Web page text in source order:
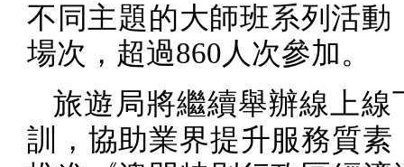
不同主題的大師班系列活動
場次，超過860人次參加。
旅遊局將繼續舉辦線上線
訓，協助業界提升服務質素